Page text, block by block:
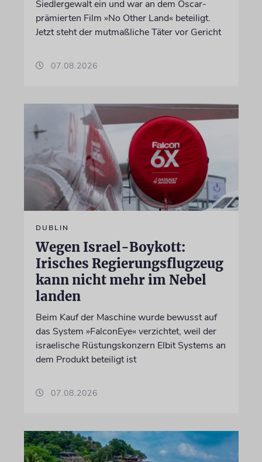
Siedlergewalt ein und war an dem Oscar-
prämierten Film »No Other Land« beteiligt.
Jetzt steht der mutmaßliche Täter vor Gericht
07.08.2026
DUBLIN
Wegen Israel-Boykott:
Irisches Regierungsflugzeug
kann nicht mehr im Nebel
landen
Beim Kauf der Maschine wurde bewusst auf
das System »FalconEye« verzichtet, weil der
israelische Rüstungskonzern Elbit Systems an
dem Produkt beteiligt ist
07.08.2026